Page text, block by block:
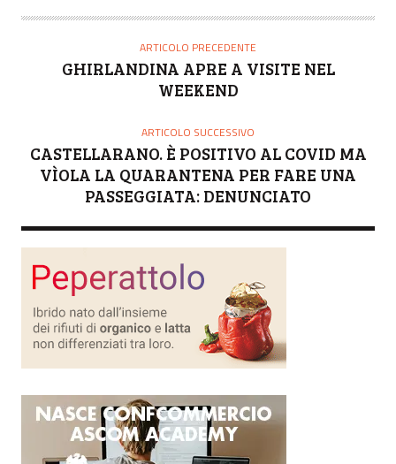
ARTICOLO PRECEDENTE
GHIRLANDINA APRE A VISITE NEL
WEEKEND
ARTICOLO SUCCESSIVO
CASTELLARANO. È POSITIVO AL COVID MA
VÌOLA LA QUARANTENA PER FARE UNA
PASSEGGIATA: DENUNCIATO